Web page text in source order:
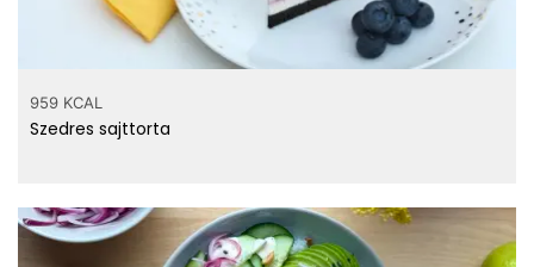
959 KCAL
Szedres sajttorta